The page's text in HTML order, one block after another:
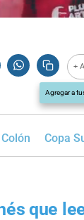
+
Agregar a
Colón Copa
que